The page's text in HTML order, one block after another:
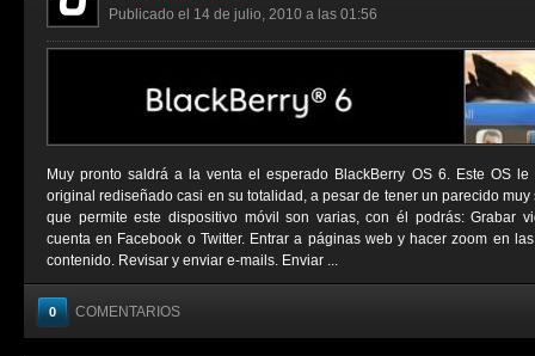
Publicado el 14 de julio, 2010 a las 01:56
Muy pronto saldrá a la venta el esperado BlackBerry OS 6. Este OS
original rediseñado casi en su totalidad, a pesar de tener un parecido
que permite este dispositivo móvil son varias, con él podrás: Grabar
cuenta en Facebook o Twitter. Entrar a páginas web y hacer zoom en
contenido. Revisar y enviar e-mails. Enviar ...
0 COMENTARIOS